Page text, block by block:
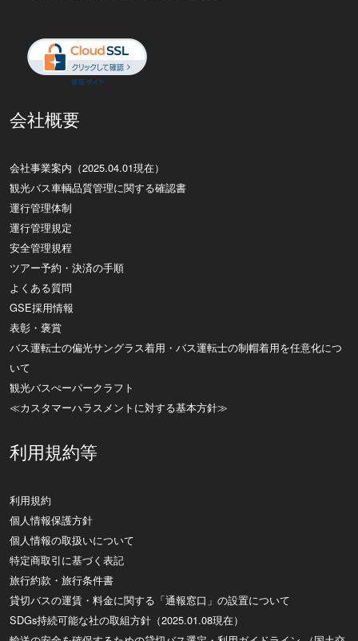
会社概要
会社事業案内（2025.04.01現在）
観光バス車輌品質管理に関する確認書
運行管理体制
運行管理規定
安全管理規程
ツアー予約・決済の手順
よくある質問
GSE採用情報
表彰・褒賞
バス運転士の偏光サングラス着用・バス運転士の制帽着用を任意化につ
いて
観光バスぺーパークラフト
≪カスタマーハラスメントに対する基本方針≫
利用規約等
利用規約
個人情報保護方針
個人情報の取扱いについて
特定商取引に基づく表記
旅行約款・旅行条件書
貸切バスの運賃・料金に関する「通報窓口」の設置について
SDGs持続可能な社の取組方針（2025.01.08現在）